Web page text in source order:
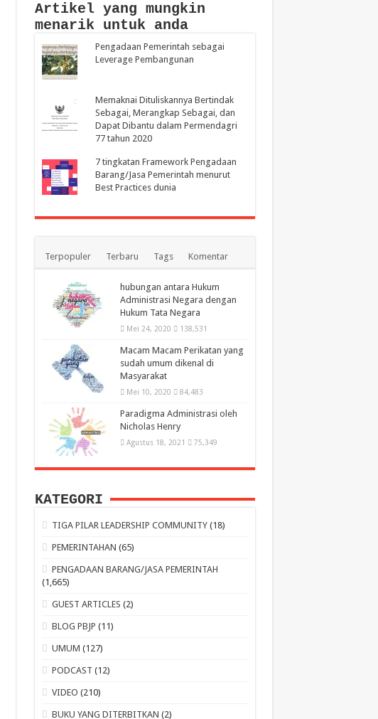
Artikel yang mungkin
menarik untuk anda
Pengadaan Pemerintah sebagai
Leverage Pembangunan
Memaknai Dituliskannya Bertindak
Sebagai, Merangkap Sebagai, dan
Dapat Dibantu dalam Permendagri
77 tahun 2020
7 tingkatan Framework Pengadaan
Barang/Jasa Pemerintah menurut
Best Practices dunia
Terpopuler Terbaru Tags Komentar
hubungan antara Hukum
Administrasi Negara dengan
Hukum Tata Negara
Mei 24, 2020 138,531
Macam Macam Perikatan yang
sudah umum dikenal di
Masyarakat
Mei 10, 2020 84,483
Paradigma Administrasi oleh
Nicholas Henry
Agustus 18, 2021 75,349
KATEGORI
TIGA PILAR LEADERSHIP COMMUNITY (18)
PEMERINTAHAN (65)
PENGADAAN BARANG/JASA PEMERINTAH
(1,665)
GUEST ARTICLES (2)
BLOG PBJP (11)
UMUM (127)
PODCAST (12)
VIDEO (210)
BUKU YANG DITERBITKAN (2)